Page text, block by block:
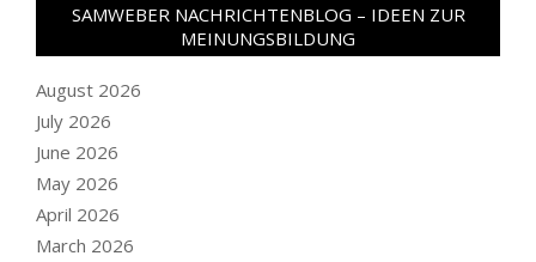
SAMWEBER NACHRICHTENBLOG – IDEEN ZUR
MEINUNGSBILDUNG
August 2026
July 2026
June 2026
May 2026
April 2026
March 2026